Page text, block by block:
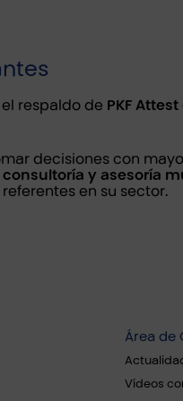
respaldo de PKF Attest
decisiones con
consultoría y asesoría
en su sector.
Área de
Vídeos